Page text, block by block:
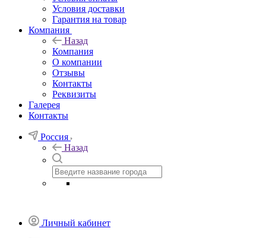
Условия доставки
Гарантия на товар
Компания
Назад
Компания
О компании
Отзывы
Контакты
Реквизиты
Галерея
Контакты
Россия
Назад
Личный кабинет